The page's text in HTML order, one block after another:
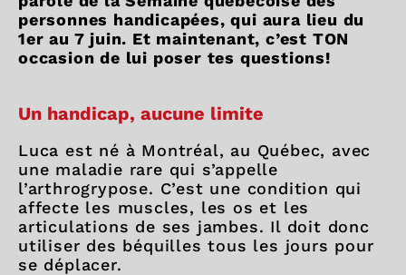
personnes handicapées, qui aura lieu du
1er au 7 juin. Et maintenant, c’est TON
occasion de lui poser tes questions!
Un handicap, aucune limite
Luca est né à Montréal, au Québec, avec
une maladie rare qui s’appelle
l’arthrogrypose. C’est une condition qui
affecte les muscles, les os et les
articulations de ses jambes. Il doit donc
utiliser des béquilles tous les jours pour
se déplacer.